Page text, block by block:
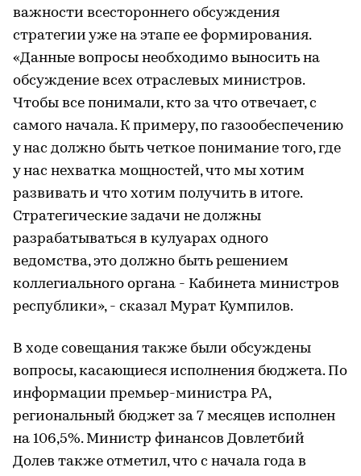
важности всестороннего обсуждения
стратегии уже на этапе ее формирования.
«Данные вопросы необходимо выносить на
обсуждение всех отраслевых министров.
Чтобы все понимали, кто за что отвечает, с
самого начала. К примеру, по газообеспечению
у нас должно быть четкое понимание того, где
у нас нехватка мощностей, что мы хотим
развивать и что хотим получить в итоге.
Стратегические задачи не должны
разрабатываться в кулуарах одного
ведомства, это должно быть решением
коллегиального органа - Кабинета министров
республики», - сказал Мурат Кумпилов.
В ходе совещания также были обсуждены
вопросы, касающиеся исполнения бюджета. По
информации премьер-министра РА,
региональный бюджет за 7 месяцев исполнен
на 106,5%. Министр финансов Довлетбий
Долев также отметил, что с начала года в